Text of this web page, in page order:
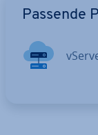
Passende